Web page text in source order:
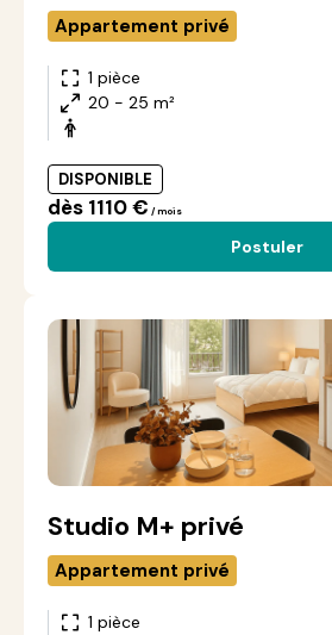
Appartement privé
1 pièce
20 - 25 m²
DISPONIBLE
dès 1110 € / mois
Postuler
Studio M+ privé
Appartement privé
1 pièce